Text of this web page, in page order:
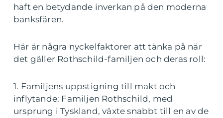
haft en betydande inverkan på den moderna
banksfären.
Här är några nyckelfaktorer att tänka på när
det gäller Rothschild-familjen och deras roll:
1. Familjens uppstigning till makt och
inflytande: Familjen Rothschild, med
ursprung i Tyskland, växte snabbt till en av de